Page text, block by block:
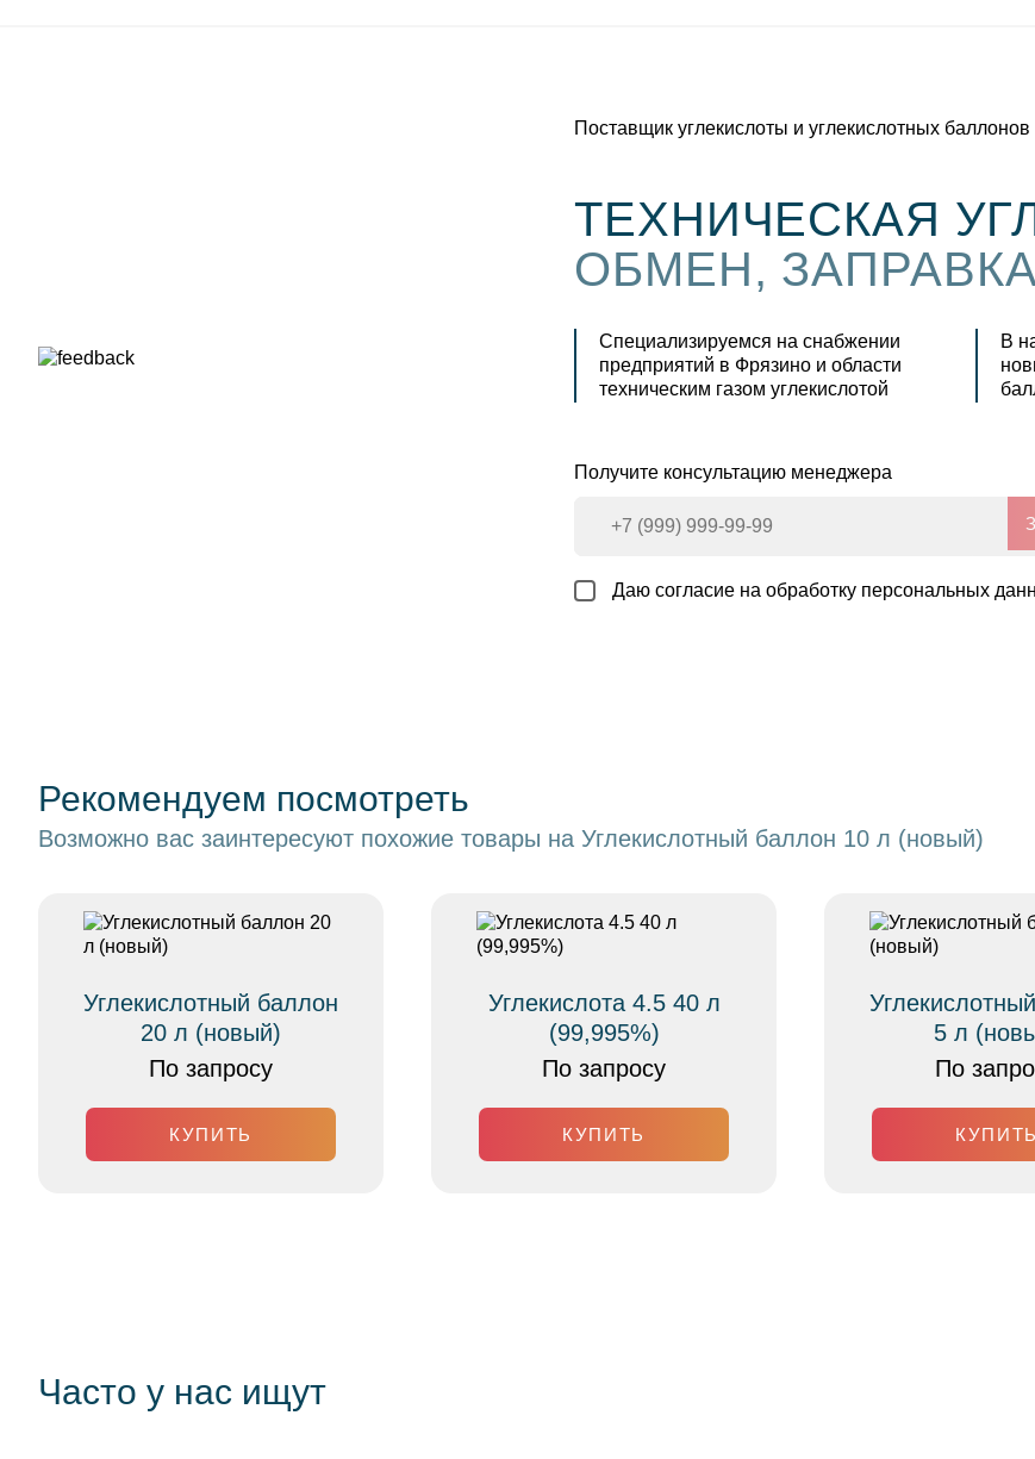
Поставщик углекислоты и углекислотных
ТЕХНИЧЕСКАЯ
ОБМЕН,
Специализируемся на снабжении
предприятий в Фрязино и области
техническим газом углекислотой
В
Получите консультацию менеджера
Даю согласие на обработку персональных
Рекомендуем посмотреть
Возможно вас заинтересуют похожие товары на Углекислотный баллон 10 л (новый)
Углекислотный баллон
20 л (новый)
По запросу
КУПИТЬ
Углекислота 4.5 40 л
(99,995%)
По запросу
КУПИТЬ
5 л
По
КУПИТЬ
Часто у нас ищут